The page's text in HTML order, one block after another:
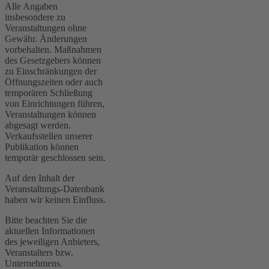
Alle Angaben
insbesondere zu
Veranstaltungen ohne
Gewähr. Änderungen
vorbehalten. Maßnahmen
des Gesetzgebers können
zu Einschränkungen der
Öffnungszeiten oder auch
temporären Schließung
von Einrichtungen führen,
Veranstaltungen können
abgesagt werden.
Verkaufsstellen unserer
Publikation können
temporär geschlossen sein.
Auf den Inhalt der
Veranstaltungs-Datenbank
haben wir keinen Einfluss.
Bitte beachten Sie die
aktuellen Informationen
des jeweiligen Anbieters,
Veranstalters bzw.
Unternehmens.